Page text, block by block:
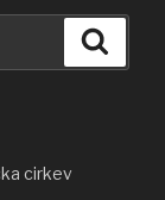
cirkev